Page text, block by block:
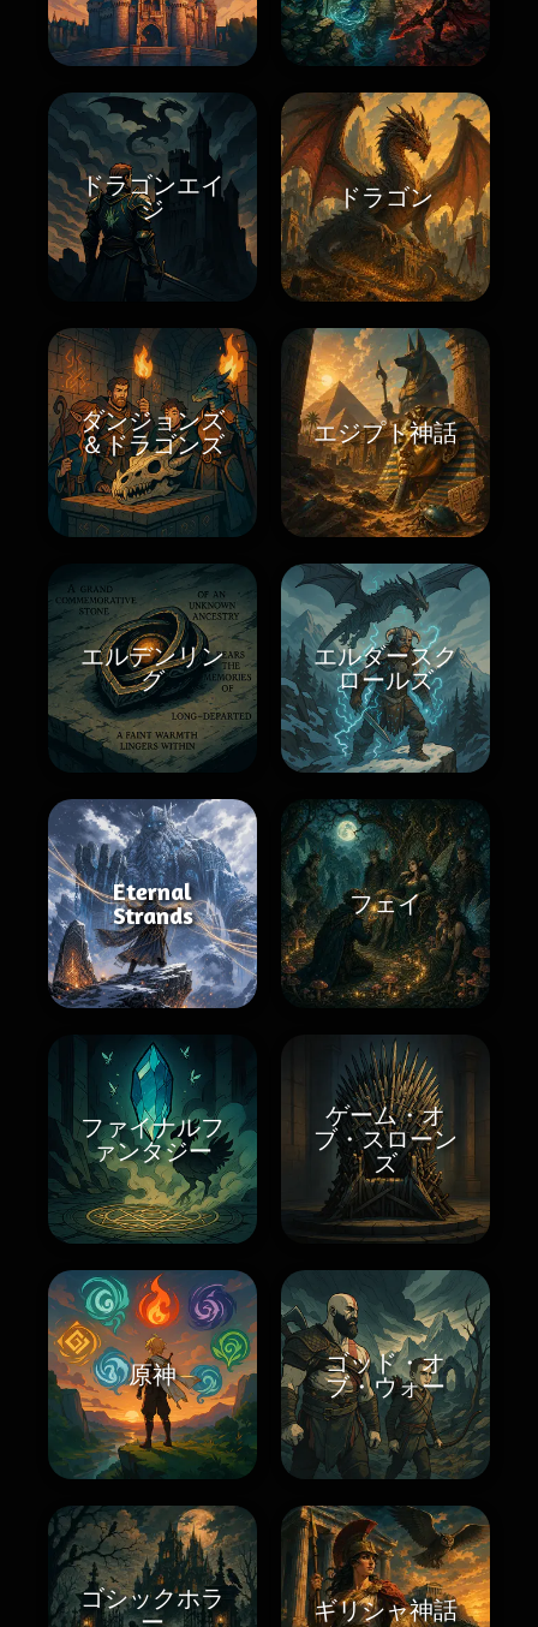
ドラゴンエイ
ジ
ドラゴン
ダンジョンズ
＆ドラゴンズ
エジプト神話
エルデンリン
グ
エルダースク
ロールズ
Eternal
Strands
フェイ
ファイナルフ
ァンタジー
ゲーム・オ
ブ・スローン
ズ
原神
ゴッド・オ
ブ・ウォー
ゴシックホラ
ギリシャ神話